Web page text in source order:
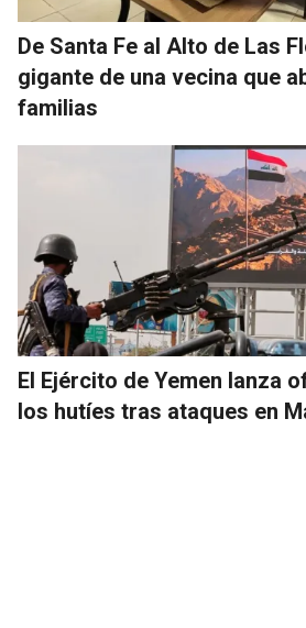
De Santa Fe al Alto de Las
gigante de una vecina que
familias
El Ejército de Yemen lanza
los hutíes tras ataques en